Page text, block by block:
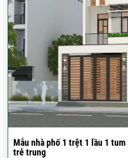
Mẫu nhà phố 1 trệt 1 lầu 1
trẻ trung